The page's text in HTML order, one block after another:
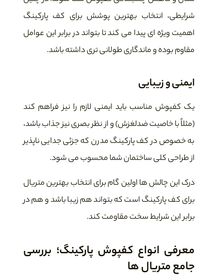
شرایطی، انتخاب بهترین پوشش برای کف پارکینگ
اهمیت ویژه ای پیدا می کند تا بتواند در برابر این عوامل
مقاوم بوده و ماندگاری طولانی تری داشته باشد.
ایمنی و زیبایی
یک کفپوش مناسب باید ایمنی لازم را نیز فراهم کند
(مثلاً با خاصیت ضدلغزش) و از نظر بصری نیز جذاب باشد،
به خصوص در کف پارکینگ مدرن که جزئی جدایی ناپذیر
از طراحی کلی ساختمان شما محسوب می شود.
درک این چالش ها اولین گام برای انتخاب بهترین متریال
برای کف پارکینگ است که بتواند هم زیبا باشد و هم در
برابر این شرایط سخت مقاومت کند.
معرفی انواع کفپوش پارکینگ؛ بررسی
جامع متریال ها